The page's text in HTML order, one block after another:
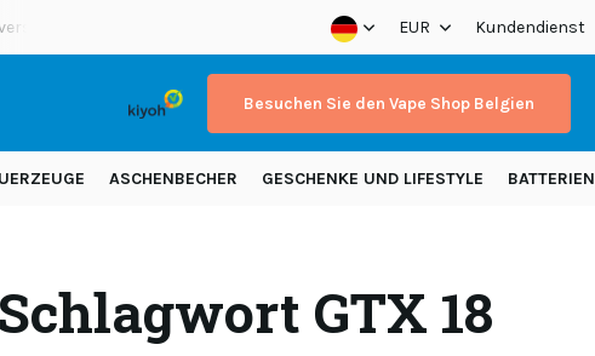
Europa! EUR Kundendienst
Besuchen Sie den Vape Shop Belgien
ASCHENBECHER GESCHENKE UND LIFESTYLE BATTERIEN
GTX 18